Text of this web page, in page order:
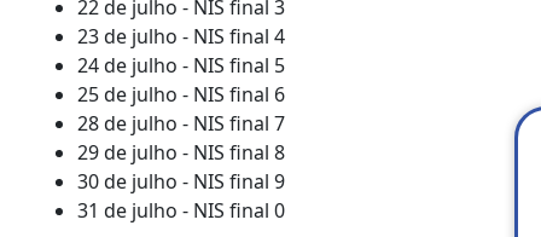
22 de julho - NIS final 3
23 de julho - NIS final 4
24 de julho - NIS final 5
25 de julho - NIS final 6
28 de julho - NIS final 7
29 de julho - NIS final 8
30 de julho - NIS final 9
31 de julho - NIS final 0